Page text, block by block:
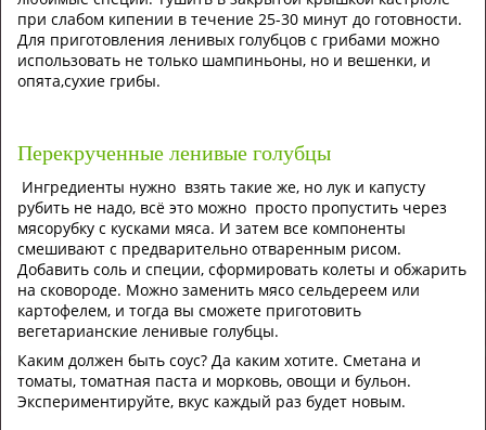
при слабом кипении в течение 25-30 минут до готовности.
Для приготовления ленивых голубцов с грибами можно
использовать не только шампиньоны, но и вешенки, и
опята,сухие грибы.
Перекрученные ленивые голубцы
Ингредиенты нужно взять такие же, но лук и капусту
рубить не надо, всё это можно просто пропустить через
мясорубку с кусками мяса. И затем все компоненты
смешивают с предварительно отваренным рисом.
Добавить соль и специи, сформировать колеты и обжарить
на сковороде. Можно заменить мясо сельдереем или
картофелем, и тогда вы сможете приготовить
вегетарианские ленивые голубцы.
Каким должен быть соус? Да каким хотите. Сметана и
томаты, томатная паста и морковь, овощи и бульон.
Экспериментируйте, вкус каждый раз будет новым.